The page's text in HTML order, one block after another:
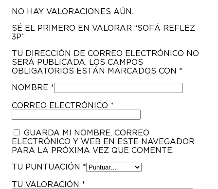
NO HAY VALORACIONES AÚN.
SÉ EL PRIMERO EN VALORAR “SOFÁ REFLEZ
3P”
TU DIRECCIÓN DE CORREO ELECTRÓNICO NO
SERÁ PUBLICADA. LOS CAMPOS
OBLIGATORIOS ESTÁN MARCADOS CON *
NOMBRE *
CORREO ELECTRÓNICO *
GUARDA MI NOMBRE, CORREO
ELECTRÓNICO Y WEB EN ESTE NAVEGADOR
PARA LA PRÓXIMA VEZ QUE COMENTE.
TU PUNTUACIÓN *
TU VALORACIÓN *